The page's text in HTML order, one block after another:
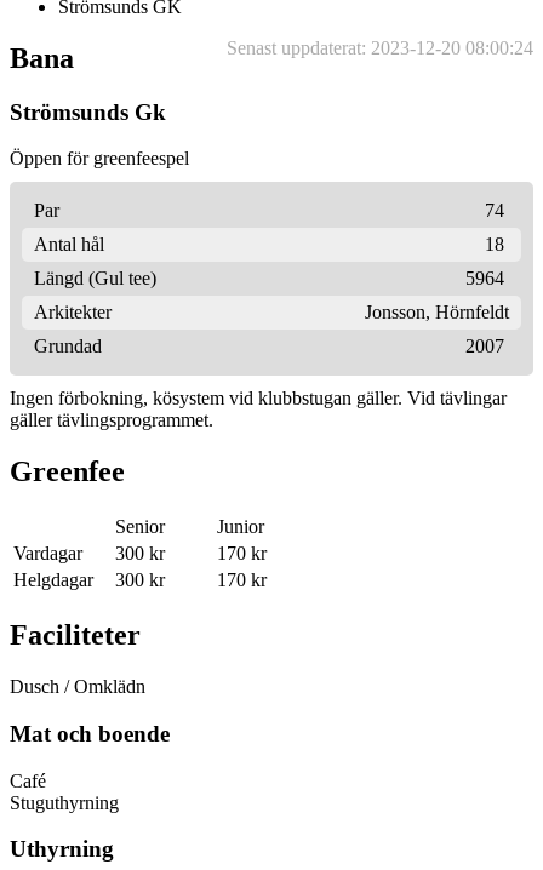
Strömsunds GK
Senast uppdaterat: 2023-12-20 08:00:24
Bana
Strömsunds Gk
Öppen för greenfeespel
Par
74
Antal hål
18
Längd (Gul tee)
5964
Arkitekter
Jonsson, Hörnfeldt
Grundad
2007
Ingen förbokning, kösystem vid klubbstugan gäller. Vid tävlingar
gäller tävlingsprogrammet.
Greenfee
Senior
Junior
Vardagar
300 kr
170 kr
Helgdagar
300 kr 170 kr
Faciliteter
Dusch / Omklädn
Mat och boende
Café
Stuguthyrning
Uthyrning